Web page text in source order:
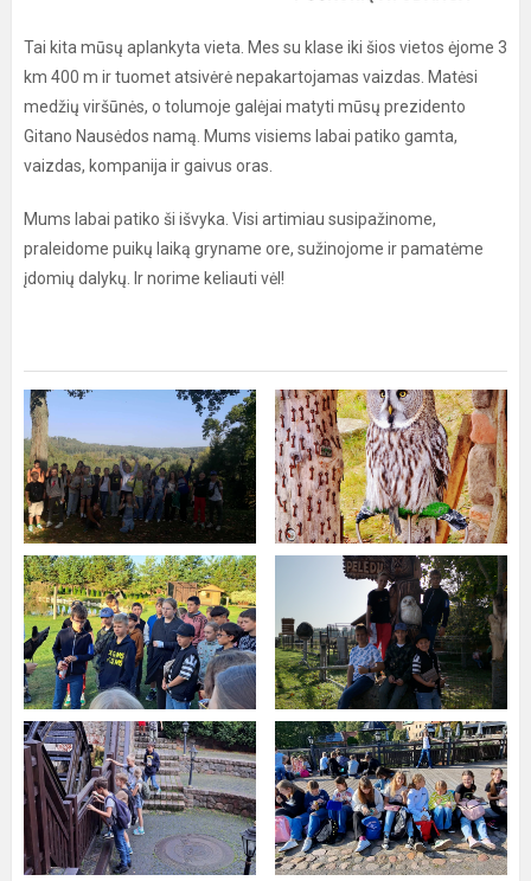
Tai kita mūsų aplankyta vieta. Mes su klase iki šios vietos ėjome 3
km 400 m ir tuomet atsivėrė nepakartojamas vaizdas. Matėsi
medžių viršūnės, o tolumoje galėjai matyti mūsų prezidento
Gitano Nausėdos namą. Mums visiems labai patiko gamta,
vaizdas, kompanija ir gaivus oras.
Mums labai patiko ši išvyka. Visi artimiau susipažinome,
praleidome puikų laiką gryname ore, sužinojome ir pamatėme
įdomių dalykų. Ir norime keliauti vėl!